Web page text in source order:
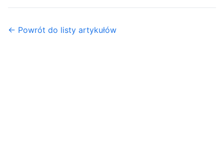
← Powrót do listy artykułów